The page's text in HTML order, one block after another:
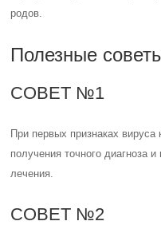
родов.
Полезные
СОВЕТ №1
При первых признаках вируса
получения точного диагноза
лечения.
СОВЕТ №2